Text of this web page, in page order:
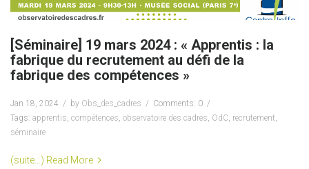
[Séminaire] 19 mars 2024 : « Apprentis : la
fabrique du recrutement au défi de la
fabrique des compétences »
Jan 18, 2024 by Obs_des_cadres
Comments: 0
Tags: apprentis, compétences, observatoire des cadres, OdC, recrutement,
séminaire
(suite…) Read More